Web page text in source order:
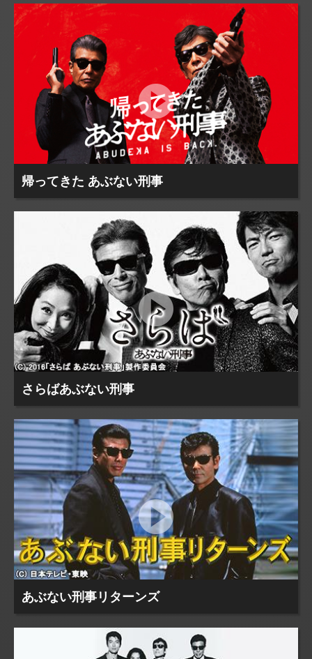
帰ってきた あぶない刑事
さらばあぶない刑事
あぶない刑事リターンズ